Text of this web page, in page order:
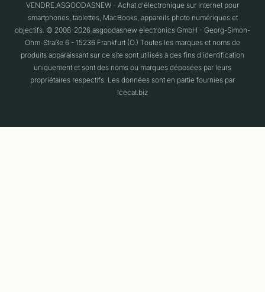
VENDRE.ASGOODASNEW - Achat d'électronique sur Internet pour
smartphones, tablettes, MacBooks, appareils photo numériques et
objectifs. © 2008-2026 asgoodasnew electronics GmbH - Georg-Simon-
Ohm-Straße 6 - 15236 Frankfurt (O.) Toutes les marques et noms de
produits apparaissant sur ce site sont utilisés à des fins d'identification
uniquement et sont des noms ou marques déposées par leurs
propriétaires respectifs. Les données sont en partie fournies par
Icecat.biz